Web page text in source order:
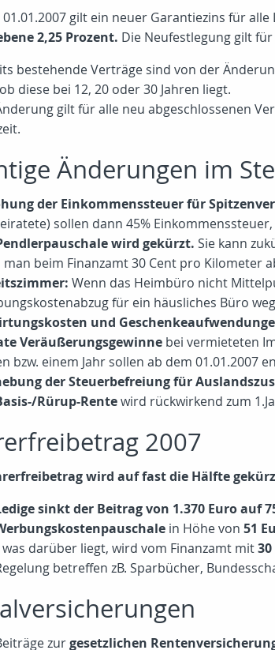
gilt ein neuer Garantiezins für
2,25 Prozent. Die Neufestlegung gilt für
bestehende Verträge sind von der
diese bei 12, 20 oder 30 Jahren liegt.
gilt für alle neu abgeschlossenen
Änderungen im
der Einkommenssteuer für
sollen dann 45%
wird gekürzt. Sie kann
man beim Finanzamt 30 Cent pro Kilometer
Wenn das Heimbüro nicht
für ein häusliches Büro
und
Veräußerungsgewinne bei vermieteten
bzw. einem Jahr sollen ab dem
der Steuerbefreiung für
Rürup-Rentewird rückwirkend zum
2007
wird auf fast die Hälfte
sinkt der Beitrag von 1.370 Euro auf
in Höhe von 51
was darüber liegt, wird vom Finanzamt mit
betreffen zB. Sparbücher,
zurgesetzlichen